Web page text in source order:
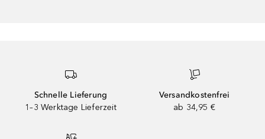
Schnelle Lieferung
1–3 Werktage Lieferzeit
Versandkostenfrei
ab 34,95 €